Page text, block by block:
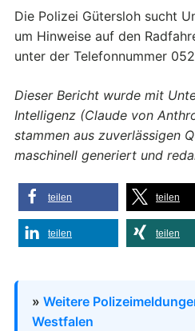
Die Polizei Gütersloh sucht
um Hinweise auf den
unter der Telefonnummer
Dieser Bericht wurde mit
Intelligenz (Claude von
stammen aus zuverlässigen
maschinell generiert und
teilen teilen
teilen teilen
» Weitere
Westfalen